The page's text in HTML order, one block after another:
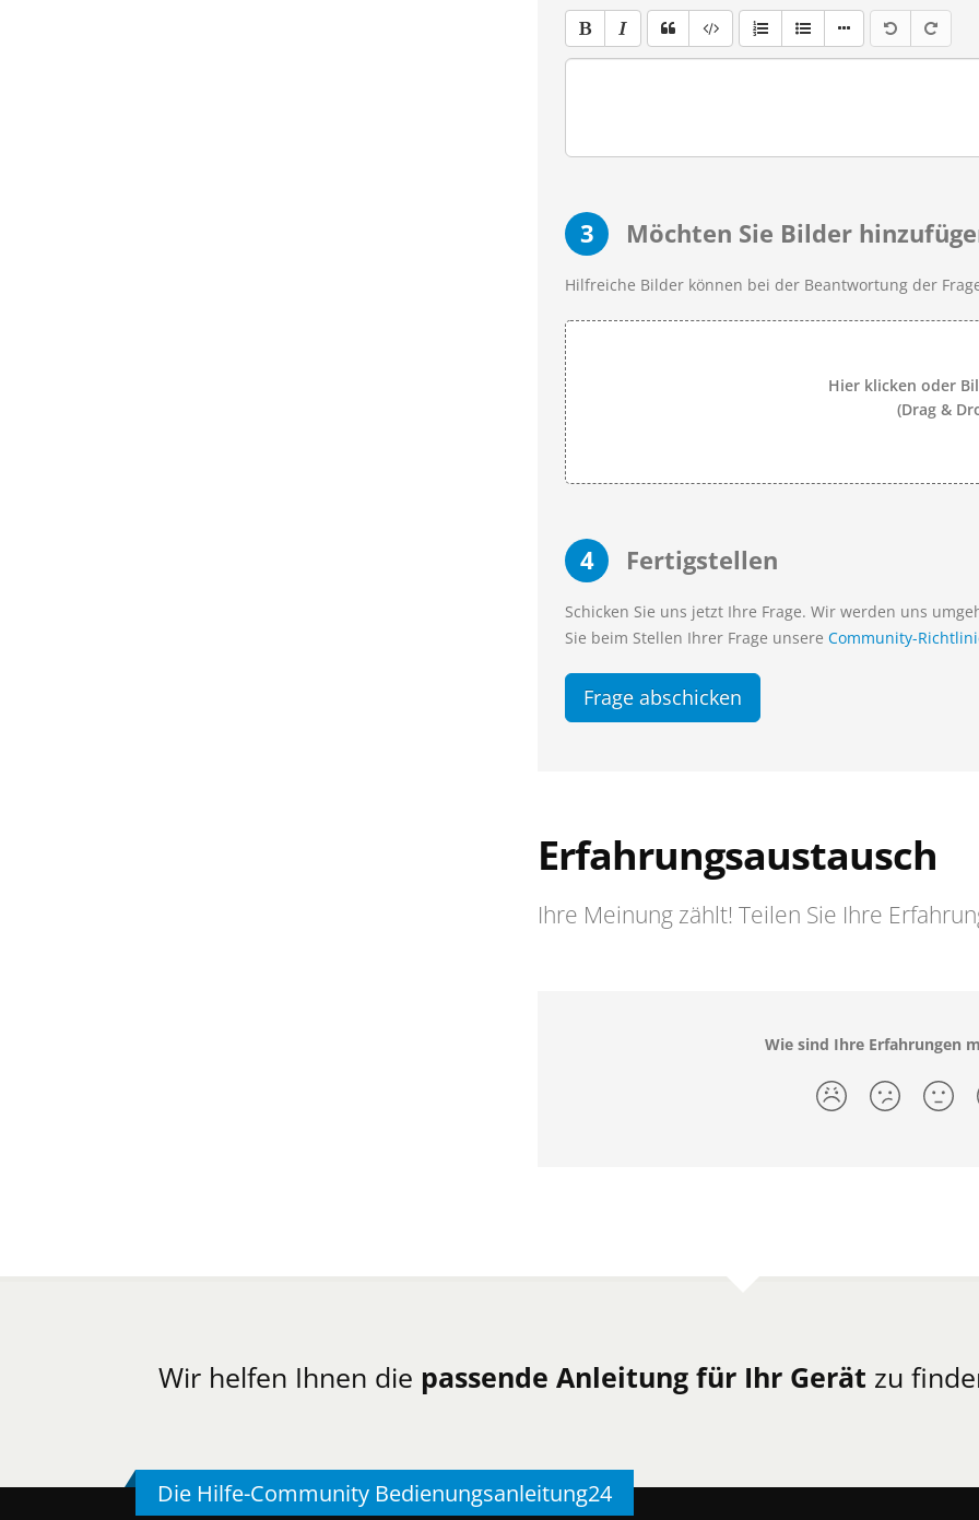
3 Möchten Sie Bilder
Hilfreiche Bilder können bei der Beantwortung der
Hier klicken oder
(Drag &
4 Fertigstellen
Schicken Sie uns jetzt Ihre Frage. Wir werden uns
Sie beim Stellen Ihrer Frage unsere Community-
Frage abschicken
Erfahrungsaustausch
Ihre Meinung zählt! Teilen Sie Ihre
Wie sind Ihre Erfahrungen
Wir helfen Ihnen die passende Anleitung für Ihr Gerät zu
Die Hilfe-Community Bedienungsanleitung24